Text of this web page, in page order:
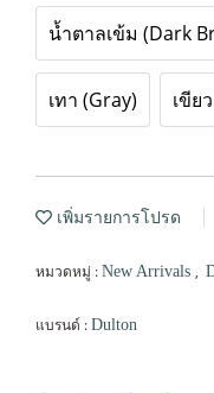
น้ำตาลเข้ม (Dark
เทา (Gray) เขีย
เพิ่มรายการโปรด
หมวดหมู่ : New Arrivals ,
แบรนด์ : Dulton